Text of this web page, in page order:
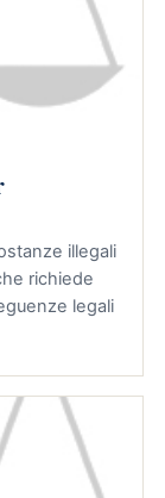
illegali
richiede
legali